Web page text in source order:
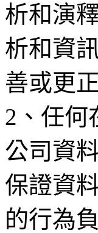
析和演
析和資
善或更
2、任何
公司資
保證資
的行為